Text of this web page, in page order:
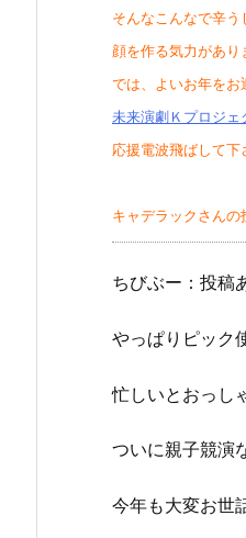
そんなこんなで辛う
顔を作る気力があ
では、よいお年をお
未来演劇Ｋプロジ
応援電波飛ばして下
キャデラックさんの
ちびぶー：投稿
やっぱりピック
忙しいとおっし
ついに親子競演
今年も大変お世